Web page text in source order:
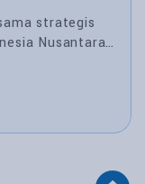
strategis
Nusantara